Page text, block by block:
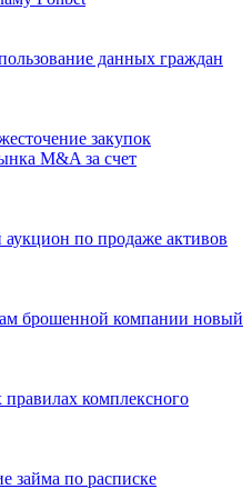
данных граждан
закупок
M&A за счет
по продаже активов
брошенной компании новый
комплексного
займа по расписке